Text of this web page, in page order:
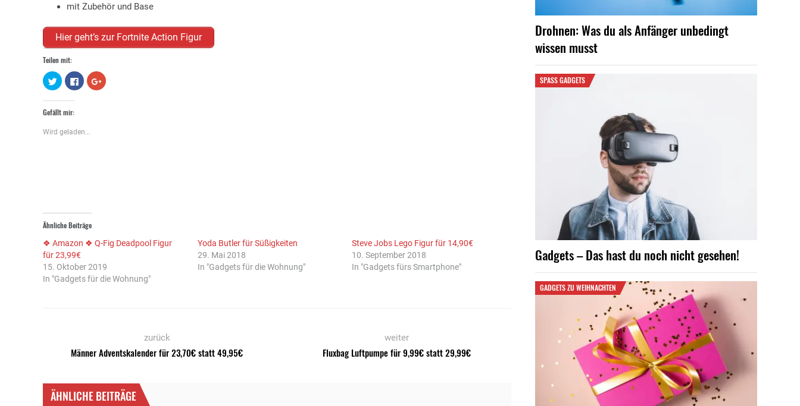
mit Zubehör und Base
Hier geht’s zur Fortnite Action Figur
Teilen mit:
Klick,
um
über
Twitter
zu
teilen
in
neuem
Klick,
um
in
neuem
Zum
Teilen
Gefällt mir:
Wird geladen...
Ähnliche Beiträge
❖ Amazon ❖ Q-Fig Deadpool Figur
für 23,99€
15. Oktober 2019
In "Gadgets für die Wohnung"
Yoda Butler für Süßigkeiten
29. Mai 2018
In "Gadgets für die Wohnung"
Steve Jobs Lego Figur für 14,90€
10. September 2018
In "Gadgets fürs Smartphone"
zurück
Männer Adventskalender für 23,70€ statt 49,95€
weiter
Fluxbag Luftpumpe für 9,99€ statt 29,99€
ÄHNLICHE BEITRÄGE
Drohnen: Was du als Anfänger unbedingt
wissen musst
SPASS GADGETS
Gadgets – Das hast du noch nicht gesehen!
GADGETS ZU WEIHNACHTEN